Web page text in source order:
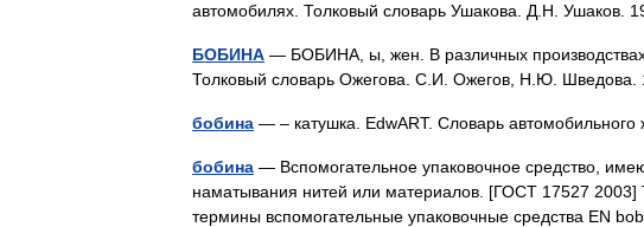
автомобилях. Толковый словарь Ушакова. Д.Н.
БОБИНА — БОБИНА, ы, жен. В различных
Толковый словарь Ожегова. С.И. Ожегов, Н.Ю.
бобина — – катушка. EdwART. Словарь
бобина — Вспомогательное упаковочное средство,
наматывания нитей или материалов. [ГОСТ 17527
термины вспомогательные упаковочные средства EN